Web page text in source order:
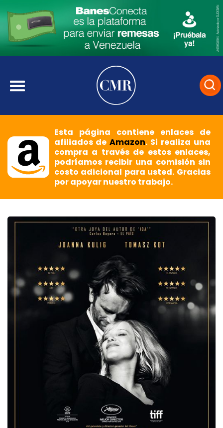
Esta página contiene enlaces de
afiliados deAmazon. Si realiza una
compra a través de estos enlaces,
podríamos recibir una comisión sin
costo adicional para usted. Gracias
por apoyar nuestro trabajo.